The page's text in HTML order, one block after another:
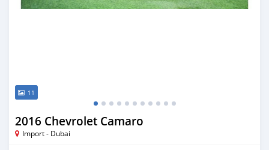
11
2016 Chevrolet Camaro
Import - Dubai